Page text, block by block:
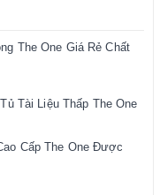
The One Giá Rẻ Chất
Tài Liệu Thấp The One
Cấp The One Được